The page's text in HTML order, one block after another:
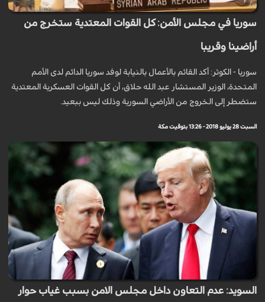
سوريا في مجلس الأمن: كل القوات المعتدية ستخرج من
أراضينا وقريبا
سوريا - الكوثر: أكد القائم بالأعمال بالنيابة لوفد سوريا الدائم لدى الأمم
المتحدة، الوزير المستشار عبد الله حلاق، أن كل القوات العسكرية المعتدية
ستضطر إلى الخروج من الأراضي السورية وذلك ليس ببعيد.
السبت 28 يوليو 2018 - 13:26 بتوقيت مكة
السويد: عدم التعاون داخل مجلس الامن بسبب غياب حوار